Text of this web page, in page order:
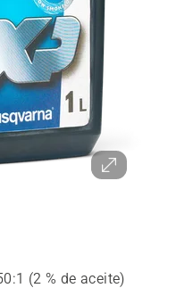
(2 % de aceite)